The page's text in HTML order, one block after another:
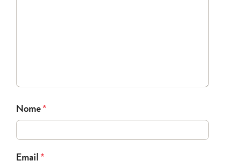
Nome *
Email *